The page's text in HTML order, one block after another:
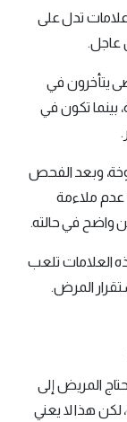
علامات تدل على
عاجل.
يتأخرون في
تكون في
وبعد الفحص
عدم ملاءمة
واضح في حالته.
العلامات تلعب
المرض.
المريض إلى
لكن هذا لا يعني